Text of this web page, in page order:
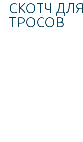
СКОТЧ
ТРОСОВ